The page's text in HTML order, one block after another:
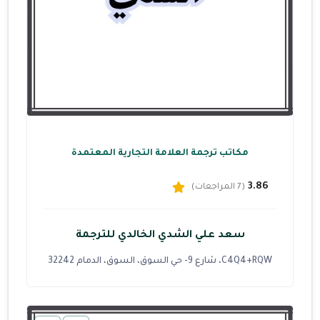
مكاتب ترجمة العلامة التجارية المعتمدة
3.86 (7 المراجعات)
سعد علي الشدي الخالدي للترجمة
C4Q4+RQW، شارع 9- حي السوق، السوق، الدمام 32242